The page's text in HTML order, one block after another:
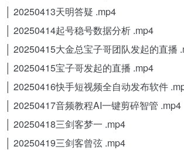
│ 20250413天明答疑 .mp4
│ 20250414起号稳号数据分析 .mp4
│ 20250415大金总宝子哥团队发起的直播
│ 20250415宝子哥发起的直播 .mp4
│ 20250416快手短视频全自动发布软件
│ 20250417音频教程AI一键剪碎智管 .mp4
│ 20250418三剑客梦一 .mp4
│ 20250419三剑客曾弦 .mp4